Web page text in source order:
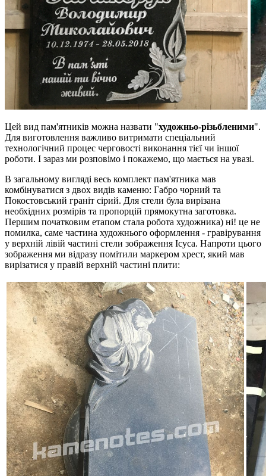
Цей вид пам'ятників можна назвати "художньо-різьбленими".
Для виготовлення важливо витримати спеціальний
технологічний процес черговості виконання тієї чи іншої
роботи. І зараз ми розповімо і покажемо, що мається на увазі.
В загальному вигляді весь комплект пам'ятника мав
комбінуватися з двох видів каменю: Габро чорний та
Покостовський граніт сірий. Для стели була вирізана
необхідних розмірів та пропорцій прямокутна заготовка.
Першим початковим етапом стала робота художника) ні! це не
помилка, саме частина художнього оформлення - гравірування
у верхній лівій частині стели зображення Ісуса. Напроти цього
зображення ми відразу помітили маркером хрест, який мав
вирізатися у правій верхній частині плити: